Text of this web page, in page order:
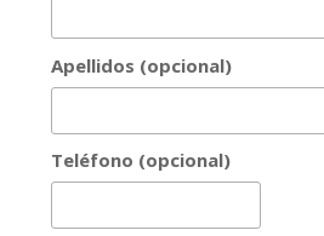
Apellidos (opcional)
Teléfono (opcional)